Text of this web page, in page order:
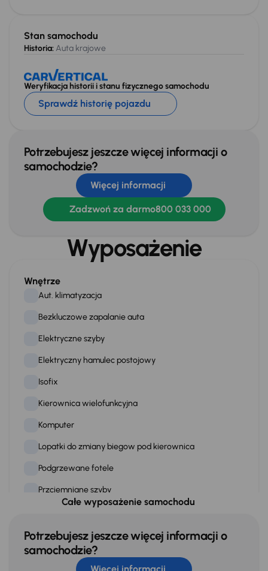
Stan samochodu
Historia: Auta krajowe
Weryfikacja historii i stanu fizycznego samochodu
Sprawdź historię pojazdu
Potrzebujesz jeszcze więcej informacji o
samochodzie?
Więcej informacji
Zadzwoń za darmo800 033 000
Wyposażenie
Wnętrze
Aut. klimatyzacja
Bezkluczowe zapalanie auta
Elektryczne szyby
Elektryczny hamulec postojowy
Isofix
Kierownica wielofunkcyjna
Komputer
Lopatki do zmiany biegow pod kierownica
Podgrzewane fotele
Przciemniane szyby
Stereo
Stop Start systém
Całe wyposażenie samochodu
Potrzebujesz jeszcze więcej informacji o
samochodzie?